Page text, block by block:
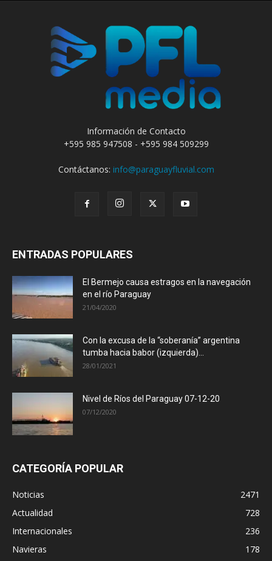
Información de Contacto
+595 985 947508 - +595 984 509299
Contáctanos: info@paraguayfluvial.com
ENTRADAS POPULARES
El Bermejo causa estragos en la navegación
en el río Paraguay
21/04/2020
Con la excusa de la “soberanía” argentina
tumba hacia babor (izquierda)...
28/01/2021
Nivel de Ríos del Paraguay 07-12-20
07/12/2020
CATEGORÍA POPULAR
Noticias
2471
Actualidad
728
Internacionales
236
Navieras
178